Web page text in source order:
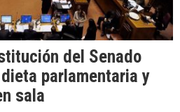
del Senado
parlamentaria y
sala